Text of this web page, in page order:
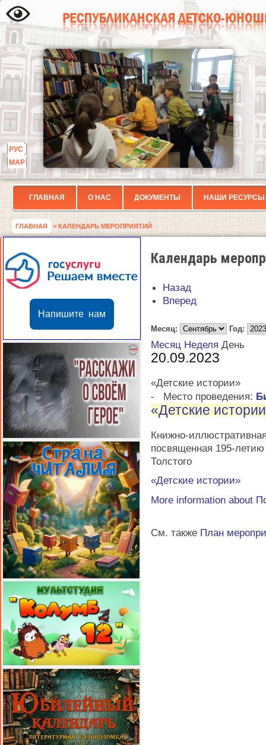
РУС
МАР
ГЛАВНАЯ О НАС ДОКУМЕНТЫ НАШИ РЕСУРСЫ
ГЛАВНАЯ > КАЛЕНДАРЬ МЕРОПРИЯТИЙ
Напишите нам
Календарь
Назад
Вперед
Месяц: Год:
Месяц Неделя День
20.09.2023
«Детские истории»
-
Место проведения:
«Детские
Книжно-
посвященная 195-
Толстого
«Детские истории»
More information about
См. также План